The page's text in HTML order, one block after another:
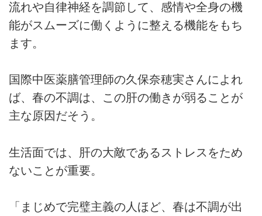
流れや自律神経を調節して、感情や全身の機
能がスムーズに働くように整える機能をもち
ます。
国際中医薬膳管理師の久保奈穂実さんによれ
ば、春の不調は、この肝の働きが弱ることが
主な原因だそう。
生活面では、肝の大敵であるストレスをため
ないことが重要。
「まじめで完璧主義の人ほど、春は不調が出